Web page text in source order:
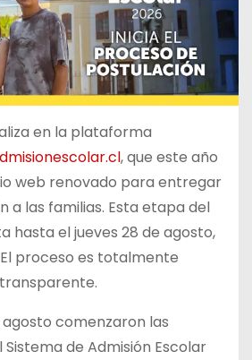
en la plataforma
, que este año
web renovado para entregar
a las familias. Esta etapa del
hasta el jueves 28 de agosto,
El proceso es totalmente
comenzaron las
de Admisión Escolar